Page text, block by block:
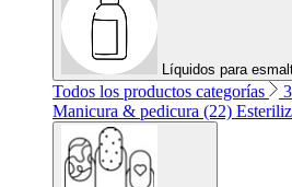
Líquidos para
Todos los productos categorías
Manicura & pedicura (22)